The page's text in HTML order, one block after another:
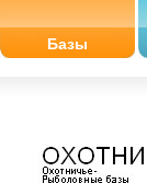
Базы